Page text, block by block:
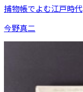
捕物帳でよむ江戸時代
今野真二